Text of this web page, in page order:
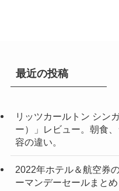
最近の投稿
リッツカールトン シン
ー）」レビュー。朝食
容の違い。
2022年ホテル＆航空券
ーマンデーセールまとめ